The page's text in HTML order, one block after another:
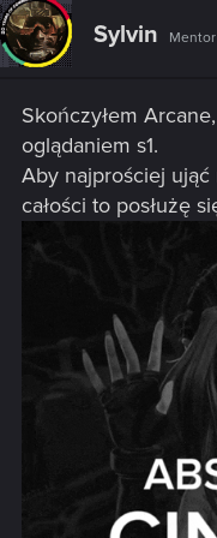
t
i
o
:
Sylvin Mentor
Skończyłem
oglądaniem s1.
Aby najprościej
całości to posłużę